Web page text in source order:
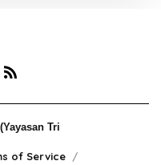
Tri
of Service